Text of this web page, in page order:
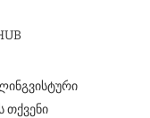
თქვენი